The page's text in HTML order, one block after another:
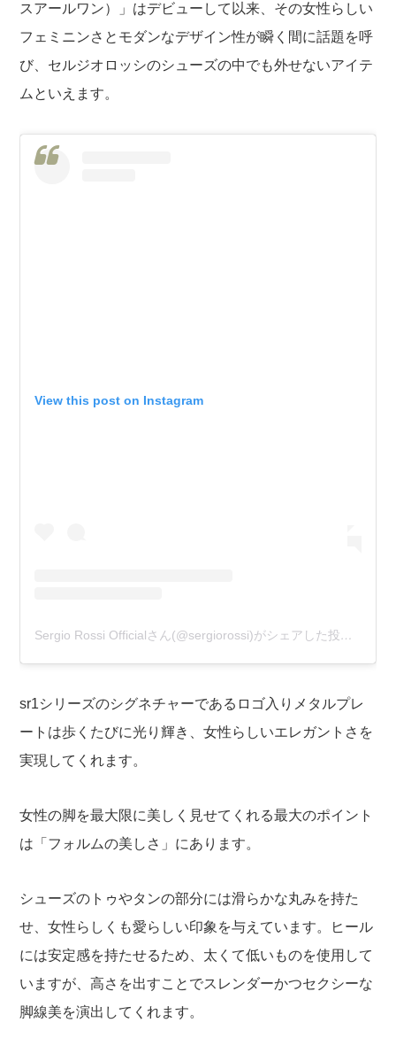
スアールワン）」はデビューして以来、その女性らしい
フェミニンさとモダンなデザイン性が瞬く間に話題を呼
び、セルジオロッシのシューズの中でも外せないアイテ
ムといえます。
View this post on Instagram
Sergio Rossi Officialさん(@sergiorossi)がシェアした投稿
sr1シリーズのシグネチャーであるロゴ入りメタルプレ
ートは歩くたびに光り輝き、女性らしいエレガントさを
実現してくれます。
女性の脚を最大限に美しく見せてくれる最大のポイント
は「フォルムの美しさ」にあります。
シューズのトゥやタンの部分には滑らかな丸みを持た
せ、女性らしくも愛らしい印象を与えています。ヒール
には安定感を持たせるため、太くて低いものを使用して
いますが、高さを出すことでスレンダーかつセクシーな
脚線美を演出してくれます。